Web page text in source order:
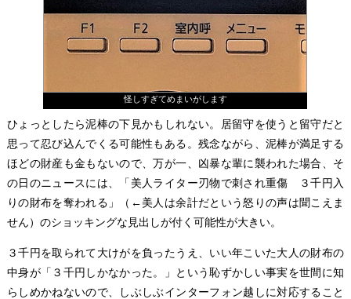
怪しすぎてめまいがします
ひょっとしたら泥棒の下見かもしれない。居留守を使うと留守だと
思って忍び込んでくる可能性もある。残念ながら、泥棒が満足する
ほどの財産も金もないので、万が一、凶暴な輩に襲われた場合、そ
の日のニュースには、「美人ライター刃物で刺され重傷 ３千円入
りの財布を奪われる」（←美人は余計だという怒りの声は聞こえま
せん）のショッキングな見出しが付く可能性が大きい。
３千円を取られて大けがを負ったうえ、いい年こいた大人の財布の
中身が「３千円しかなかった。」という恥ずかしい事実を世間に知
らしめかねないので、しぶしぶインターフォン越しに対応すること